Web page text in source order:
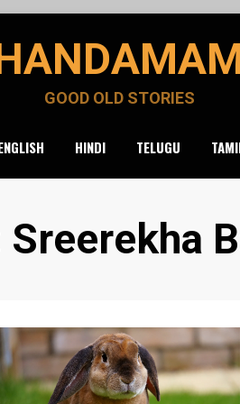
GOOD OLD STORIES
HINDI TELUGU
Sreerekha